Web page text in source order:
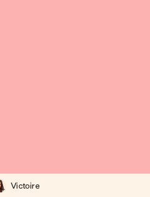
Victoire